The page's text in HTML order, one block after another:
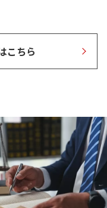
こちら